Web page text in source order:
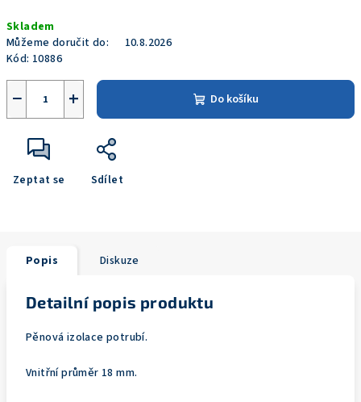
cena:
Skladem
Můžeme doručit do:
10.8.2026
Kód: 10886
+
− Do košíku
Zeptat se Sdílet
Popis Diskuze
Detailní popis produktu
Pěnová izolace potrubí.
Vnitřní průměr 18 mm.